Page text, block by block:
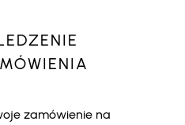
zamówienie na